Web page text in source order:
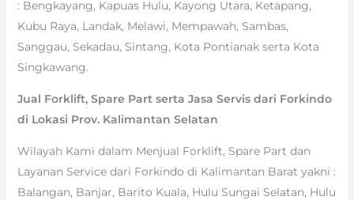
: Bengkayang, Kapuas Hulu, Kayong Utara, Ketapang,
Kubu Raya, Landak, Melawi, Mempawah, Sambas,
Sanggau, Sekadau, Sintang, Kota Pontianak serta Kota
Singkawang.
Jual Forklift, Spare Part serta Jasa Servis dari Forkindo
di Lokasi Prov. Kalimantan Selatan
Wilayah Kami dalam Menjual Forklift, Spare Part dan
Layanan Service dari Forkindo di Kalimantan Barat yakni :
Balangan, Banjar, Barito Kuala, Hulu Sungai Selatan, Hulu